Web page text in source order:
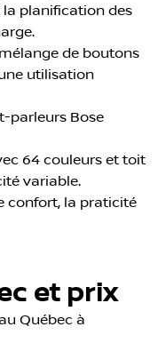
planification des
de boutons
utilisation
parleurs Bose
64 couleurs et toit
variable.
confort, la praticité
et prix
Québec à